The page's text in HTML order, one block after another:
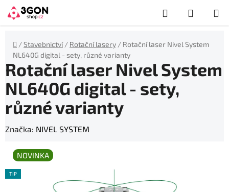
Přejít
na
obsah
Hledat
KOŠÍK
Domů
/Stavebnictví / Rotační lasery / Rotační laser Nivel System
NL640G digital - sety, různé varianty
Rotační laser Nivel System
NL640G digital - sety,
různé varianty
Značka: NIVEL SYSTEM
NOVINKA
TIP